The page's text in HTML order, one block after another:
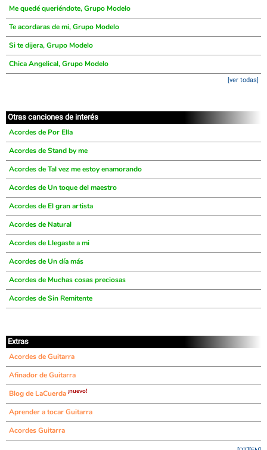
Me quedé queriéndote, Grupo Modelo
Te acordaras de mi, Grupo Modelo
Si te dijera, Grupo Modelo
Chica Angelical, Grupo Modelo
[ver todas]
Otras canciones de interés
Acordes de Por Ella
Acordes de Stand by me
Acordes de Tal vez me estoy enamorando
Acordes de Un toque del maestro
Acordes de El gran artista
Acordes de Natural
Acordes de Llegaste a mi
Acordes de Un día más
Acordes de Muchas cosas preciosas
Acordes de Sin Remitente
Extras
Acordes de Guitarra
Afinador de Guitarra
Blog de LaCuerda ¡nuevo!
Aprender a tocar Guitarra
Acordes Guitarra